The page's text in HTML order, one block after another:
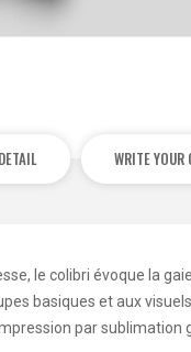
WRITE YOUR
le colibri évoque la
basiques et aux
par sublimation